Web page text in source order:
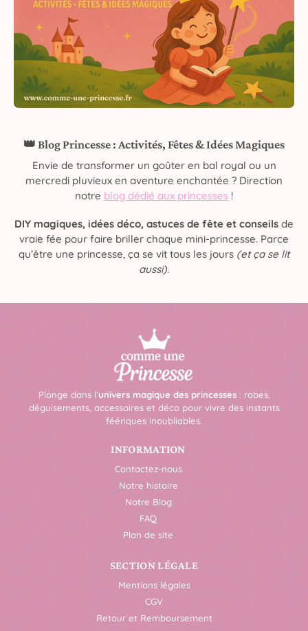
👑 Blog Princesse : Activités, Fêtes & Idées Magiques
Envie de transformer un goûter en bal royal ou un
mercredi pluvieux en aventure enchantée ? Direction
notre blog dédié aux princesses !
DIY magiques, idées déco, astuces de fête et conseils de
vraie fée pour faire briller chaque mini-princesse. Parce
qu’être une princesse, ça se vit tous les jours (et ça se lit
aussi).
Plonge dans l’univers magique des princesses: robes,
déguisements, accessoires et déco pour vivre des instants
féériques inoubliables.
INFORMATION
Contactez-nous
Notre histoire
Notre Blog
FAQ
Plan de site
SECTION LÉGALE
Mentions légales
CGV
Retour et Remboursement